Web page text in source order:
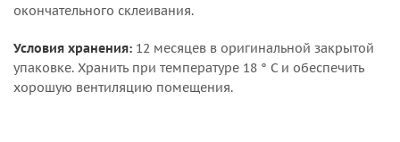
окончательного склеивания.
Условия хранения: 12 месяцев в оригинальной закрытой
упаковке. Хранить при температуре 18 ° C и обеспечить
хорошую вентиляцию помещения.